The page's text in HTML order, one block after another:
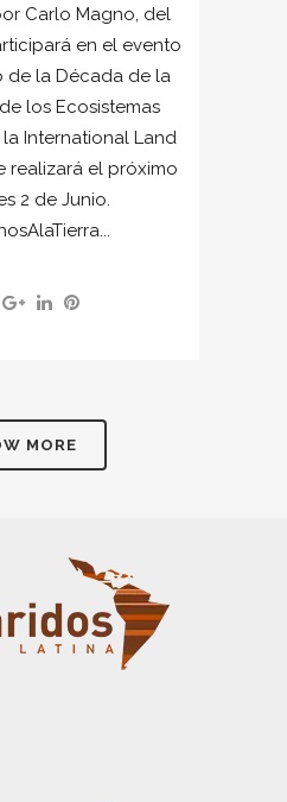
Carlo Magno, del
en el evento
de la Década de la
los Ecosistemas
International Land
realizará el próximo
2 de Junio.
MORE